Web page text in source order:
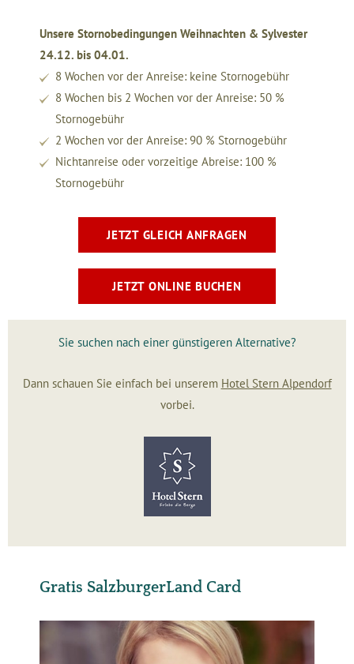
Unsere Stornobedingungen Weihnachten & Sylvester
24.12. bis 04.01.
8 Wochen vor der Anreise: keine Stornogebühr
8 Wochen bis 2 Wochen vor der Anreise: 50 %
Stornogebühr
2 Wochen vor der Anreise: 90 % Stornogebühr
Nichtanreise oder vorzeitige Abreise: 100 %
Stornogebühr
JETZT GLEICH ANFRAGEN
JETZT ONLINE BUCHEN
Sie suchen nach einer günstigeren Alternative?
Dann schauen Sie einfach bei unserem Hotel Stern Alpendorf
vorbei.
Gratis SalzburgerLand Card